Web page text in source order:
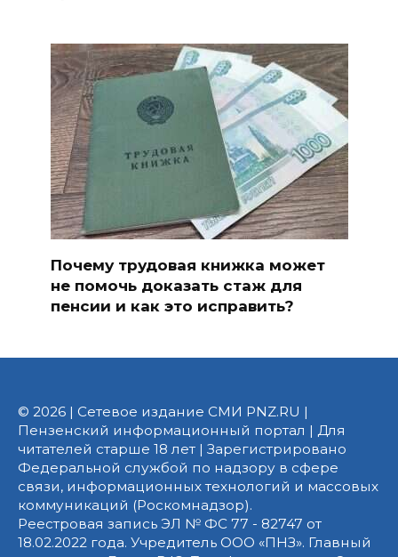
Почему трудовая книжка может
не помочь доказать стаж для
пенсии и как это исправить?
© 2026 | Сетевое издание СМИ PNZ.RU |
Пензенский информационный портал | Для
читателей старше 18 лет | Зарегистрировано
Федеральной службой по надзору в сфере
связи, информационных технологий и массовых
коммуникаций (Роскомнадзор).
Реестровая запись ЭЛ № ФС 77 - 82747 от
18.02.2022 года. Учредитель ООО «ПНЗ». Главный